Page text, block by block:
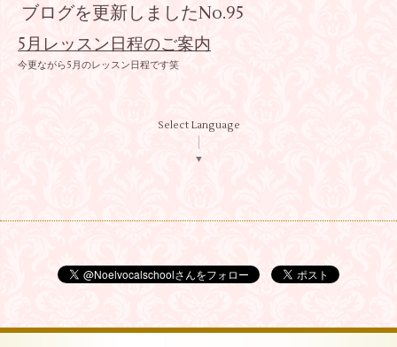
ブログを更新しましたNo.95
5月レッスン日程のご案内
今更ながら5月のレッスン日程です笑
Select Language
▼